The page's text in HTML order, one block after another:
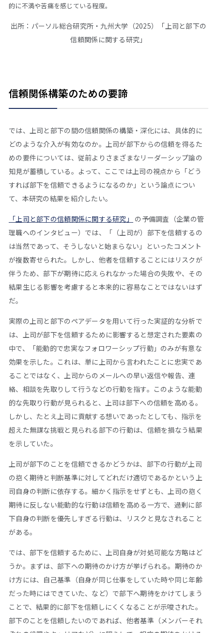
的に不満や苦痛を感じている程度。
出所：パーソル総合研究所・九州大学（2025）「上司と部下の
信頼関係に関する研究」
信頼関係構築のための要諦
では、上司と部下の間の信頼関係の構築・深化には、具体的に
どのような介入が有効なのか。上司が部下からの信頼を得るた
めの要件については、従前よりさまざまなリーダーシップ論の
知見が蓄積している。よって、ここでは上司の視点から「どう
すれば部下を信頼できるようになるのか」という論点につい
て、本研究の結果を紹介したい。
「上司と部下の信頼関係に関する研究」
の予備調査（企業の管
理職へのインタビュー）では、「（上司が）部下を信頼するの
は当然であって、そうしないと始まらない」といったコメント
が複数寄せられた。しかし、他者を信頼することにはリスクが
伴うため、部下が期待に応えられなかった場合の失敗や、その
結果生じる影響を考慮すると本来的に容易なことではないはず
だ。
実際の上司と部下のペアデータを用いて行った実証的な分析で
は、上司が部下を信頼するために影響すると想定された要素の
中で、「能動的で忠実なフォロワーシップ行動」のみが有意な
効果を示した。これは、単に上司から言われたことに忠実であ
ることではなく、上司からのメールへの早い返信や報告、連
絡、相談を先取りして行うなどの行動を指す。このような能動
的な先取り行動が見られると、上司は部下への信頼を高める。
しかし、たとえ上司に貢献する想いであったとしても、指示を
超えた無謀な挑戦と見られる部下の行動は、信頼を損なう結果
を示していた。
上司が部下のことを信頼できるかどうかは、部下の行動が上司
の抱く期待と判断基準に対してどれだけ適切であるかという上
司自身の判断に依存する。細かく指示をせずとも、上司の抱く
期待に反しない能動的な行動は信頼を高める一方で、過剰に部
下自身の判断を優先しすぎる行動は、リスクと見なされること
がある。
では、部下を信頼するために、上司自身が対処可能な方略はど
うか。まずは、部下への期待のかけ方が挙げられる。期待のか
け方には、自己基準（自身が同じ仕事をしていた時や同じ年齢
だった時にはできていた、など）で部下へ期待をかけてしまう
ことで、結果的に部下を信頼しにくくなることが示唆された。
部下のことを信頼したいのであれば、他者基準（メンバーそれ